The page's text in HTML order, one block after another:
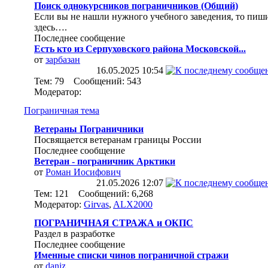
Поиск однокурсников пограничников (Общий)
Если вы не нашли нужного учебного заведения, то
здесь….
Последнее сообщение
Есть кто из Серпуховского района Московской...
от зарбазан
16.05.2025 10:54
Тем: 79 Сообщений: 543
Модератор:
Пограничная тема
Ветераны Пограничники
Посвящается ветеранам границы России
Последнее сообщение
Ветеран - пограничник Арктики
от Роман Иосифович
21.05.2026 12:07
Тем: 121 Сообщений: 6,268
Модератор: Girvas, ALX2000
ПОГРАНИЧНАЯ СТРАЖА и ОКПС
Раздел в разработке
Последнее сообщение
Именные списки чинов пограничной стражи
от daniz